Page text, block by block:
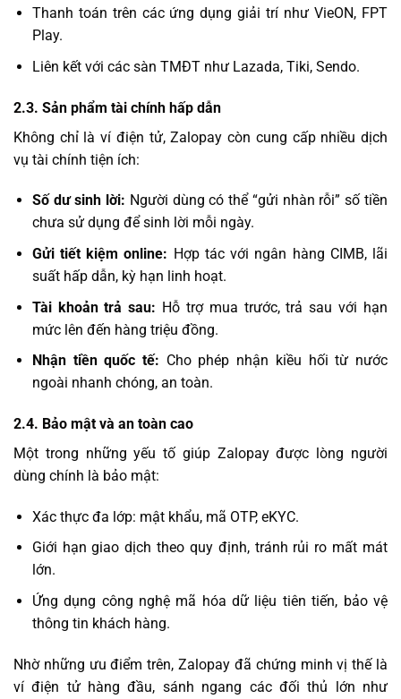
Thanh toán trên các ứng dụng giải trí như VieON, FPT
Play.
Liên kết với các sàn TMĐT như Lazada, Tiki, Sendo.
2.3. Sản phẩm tài chính hấp dẫn
Không chỉ là ví điện tử, Zalopay còn cung cấp nhiều dịch
vụ tài chính tiện ích:
Số dư sinh lời: Người dùng có thể “gửi nhàn rỗi” số tiền
chưa sử dụng để sinh lời mỗi ngày.
Gửi tiết kiệm online: Hợp tác với ngân hàng CIMB, lãi
suất hấp dẫn, kỳ hạn linh hoạt.
Tài khoản trả sau: Hỗ trợ mua trước, trả sau với hạn
mức lên đến hàng triệu đồng.
Nhận tiền quốc tế: Cho phép nhận kiều hối từ nước
ngoài nhanh chóng, an toàn.
2.4. Bảo mật và an toàn cao
Một trong những yếu tố giúp Zalopay được lòng người
dùng chính là bảo mật:
Xác thực đa lớp: mật khẩu, mã OTP, eKYC.
Giới hạn giao dịch theo quy định, tránh rủi ro mất mát
lớn.
Ứng dụng công nghệ mã hóa dữ liệu tiên tiến, bảo vệ
thông tin khách hàng.
Nhờ những ưu điểm trên, Zalopay đã chứng minh vị thế là
ví điện tử hàng đầu, sánh ngang các đối thủ lớn như